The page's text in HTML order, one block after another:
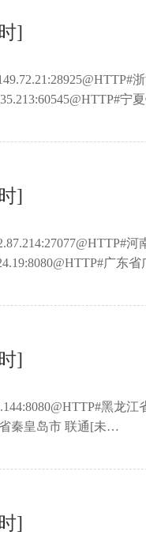
解决访问 ...
]
宁
]
广东
山东省
]
黑龙
秦皇岛市 联通[未
广
]